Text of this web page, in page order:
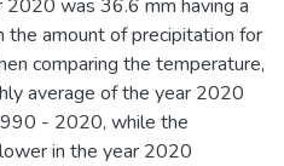
was 36.6 mm having a
amount of precipitation for
comparing the temperature,
average of the year 2020
- 2020, while the
in the year 2020